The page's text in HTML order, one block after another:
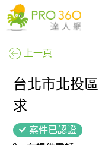
上一頁
台北市北投
求
案件已認證